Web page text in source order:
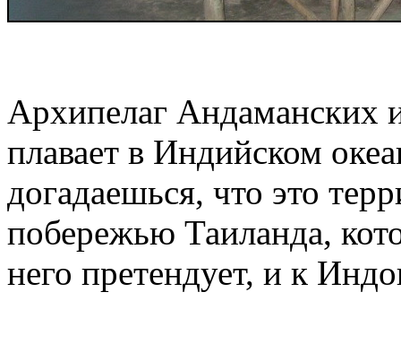
Архипелаг Андаманских
плавает в Индийском
догадаешься, что это
побережью Таиланда,
него претендует, и к